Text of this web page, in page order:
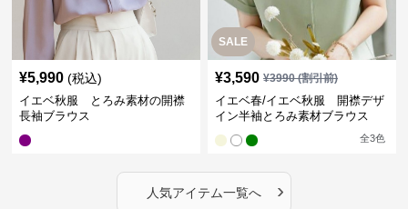
¥5,990 (税込)
イエベ秋服 とろみ素材の開襟
長袖ブラウス
SALE
¥3,590 ¥3990(割引前)
イエベ春/イエベ秋服 開襟デザ
イン半袖とろみ素材ブラウス
全3色
人気アイテム一覧へ ›